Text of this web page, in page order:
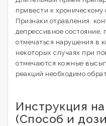
привести к
Признаки отравления:
депрессивное состояние,
отмечаться нарушения в
некоторых случаях при
отмечаются кожные
реакций необходимо
Инструкция
(Способ и